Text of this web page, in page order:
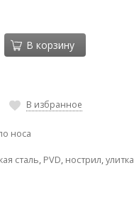
В корзину
В избранное
носа
сталь, PVD, нострил,улитка